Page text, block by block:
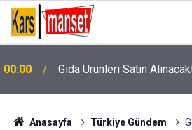
00:00 Gıda Ürünleri Satın
00:00 Gıda Ürünleri Satın
Anasayfa Türkiye Gündem